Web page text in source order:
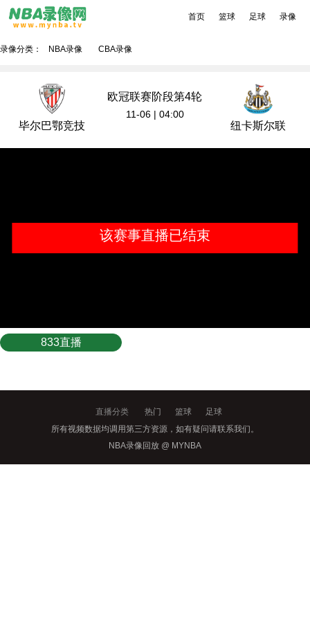
首页 篮球 足球 录像
录像分类： NBA录像 CBA录像
毕尔巴鄂竞技
欧冠联赛阶段第4轮
11-06 | 04:00
纽卡斯尔联
该赛事直播已结束
833直播
直播分类 热门 篮球
足球
所有视频数据均调用第三方资源，如有疑问请联系我们。
NBA录像回放 @ MYNBA